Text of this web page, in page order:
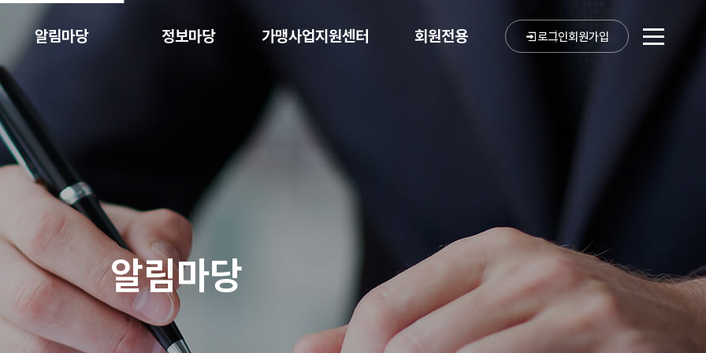
알림마당 정보마당 가맹사업지원센터 회원전용 로그인회원가입
알림마당